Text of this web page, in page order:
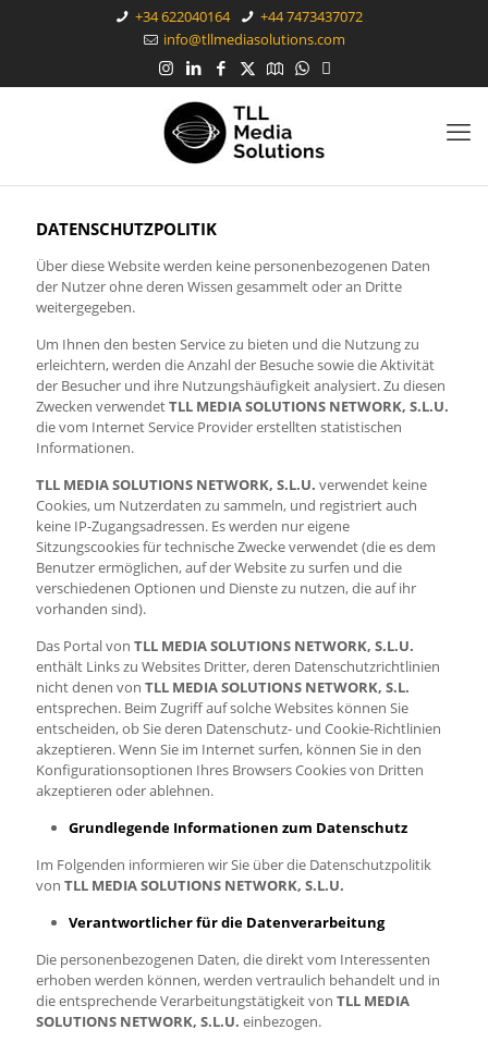
+34 622040164
+44 7473437072
info@tllmediasolutions.com
DATENSCHUTZPOLITIK
Über diese Website werden keine personenbezogenen Daten
der Nutzer ohne deren Wissen gesammelt oder an Dritte
weitergegeben.
Um Ihnen den besten Service zu bieten und die Nutzung zu
erleichtern, werden die Anzahl der Besuche sowie die Aktivität
der Besucher und ihre Nutzungshäufigkeit analysiert. Zu diesen
Zwecken verwendetTLL MEDIA SOLUTIONS NETWORK, S.L.U.
die vom Internet Service Provider erstellten statistischen
Informationen.
TLL MEDIA SOLUTIONS NETWORK, S.L.U. verwendet keine
Cookies, um Nutzerdaten zu sammeln, und registriert auch
keine IP-Zugangsadressen. Es werden nur eigene
Sitzungscookies für technische Zwecke verwendet (die es dem
Benutzer ermöglichen, auf der Website zu surfen und die
verschiedenen Optionen und Dienste zu nutzen, die auf ihr
vorhanden sind).
Das Portal von TLL MEDIA SOLUTIONS NETWORK, S.L.U.
enthält Links zu Websites Dritter, deren Datenschutzrichtlinien
nicht denen von TLL MEDIA SOLUTIONS NETWORK, S.L.
entsprechen. Beim Zugriff auf solche Websites können Sie
entscheiden, ob Sie deren Datenschutz- und Cookie-Richtlinien
akzeptieren. Wenn Sie im Internet surfen, können Sie in den
Konfigurationsoptionen Ihres Browsers Cookies von Dritten
akzeptieren oder ablehnen.
Grundlegende Informationen zum Datenschutz
Im Folgenden informieren wir Sie über die Datenschutzpolitik
von TLL MEDIA SOLUTIONS NETWORK, S.L.U.
Verantwortlicher für die Datenverarbeitung
Die personenbezogenen Daten, die direkt vom Interessenten
erhoben werden können, werden vertraulich behandelt und in
die entsprechende Verarbeitungstätigkeit von TLL MEDIA
SOLUTIONS NETWORK, S.L.U. einbezogen.